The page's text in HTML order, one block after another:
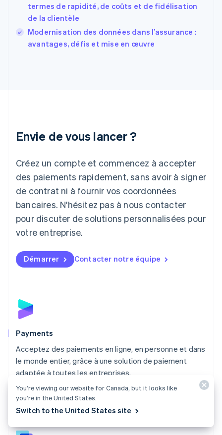
termes de rapidité, de coûts et de fidélisation
de la clientèle
Modernisation des données dans l’assurance :
avantages, défis et mise en œuvre
Envie de vous lancer ?
Créez un compte et commencez à accepter
des paiements rapidement, sans avoir à signer
de contrat ni à fournir vos coordonnées
bancaires. N'hésitez pas à nous contacter
pour discuter de solutions personnalisées pour
votre entreprise.
Démarrer Contacter notre équipe
Payments
Acceptez des paiements en ligne, en personne et dans
le monde entier, grâce à une solution de paiement
adaptée à toutes les entreprises.
Découvrir Payments
FrançaisEnglish
Gibraltar
English
Grèce
Japon
Lettonie
English
Liechtenstein
DeutschEnglish
Lituanie
Luxembourg
FrançaisDeutschEnglish
English简体中文
Malte
Norvège
English
English
NederlandsEnglish
Pologne
English
PortuguêsEnglish
English 简体中文
République tchèque
You’re viewing our website for Canada, but it looks like
you’re in the United States.
Switch to the United States site